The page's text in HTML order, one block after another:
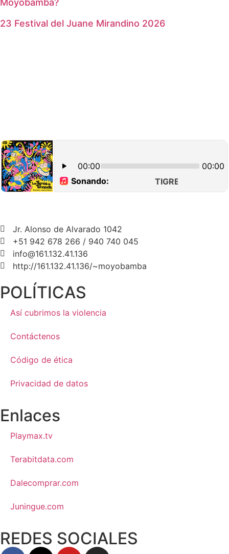
Moyobamba?
23 Festival del Juane Mirandino 2026
Jr. Alonso de Alvarado 1042
+51 942 678 266 / 940 740 045
info@161.132.41.136
http://161.132.41.136/~moyobamba
POLÍTICAS
Así cubrimos la violencia
Contáctenos
Código de ética
Privacidad de datos
Enlaces
Playmax.tv
Terabitdata.com
Dalecomprar.com
Juningue.com
REDES SOCIALES